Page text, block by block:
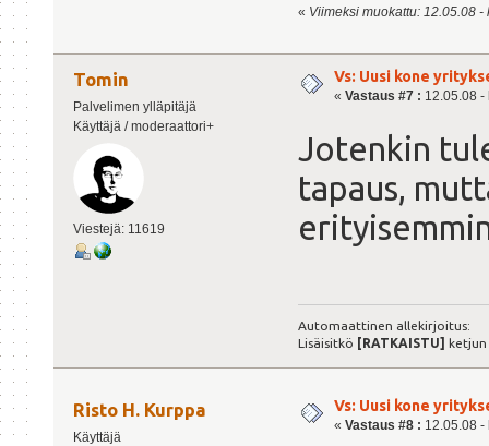
« Viimeksi muokattu: 12.05.08
Tomin
Palvelimen ylläpitäjä
Käyttäjä / moderaattori+
Viestejä: 11619
Vs: Uusi kone
« Vastaus #7 : 12.05.08 -
Jotenkin
tapaus,
Automaattinen allekirjoitus:
Lisäisitkö [RATKAISTU]
Risto H. Kurppa
Käyttäjä
Vs: Uusi kone
« Vastaus #8 : 12.05.08 -